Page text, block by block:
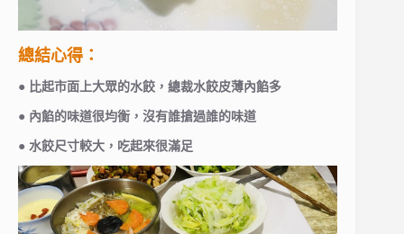
總結心得：
● 比起市面上大眾的水餃，總裁水餃皮薄內餡多
● 內餡的味道很均衡，沒有誰搶過誰的味道
● 水餃尺寸較大，吃起來很滿足